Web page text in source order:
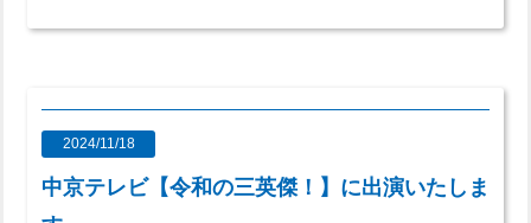
2024/11/18
中京テレビ【令和の三英傑！】に出演いたしま